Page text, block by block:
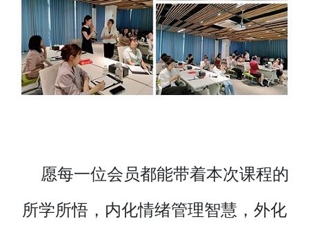
愿每一位会员都能带着本次课程的
所学所悟，内化情绪管理智慧，外化